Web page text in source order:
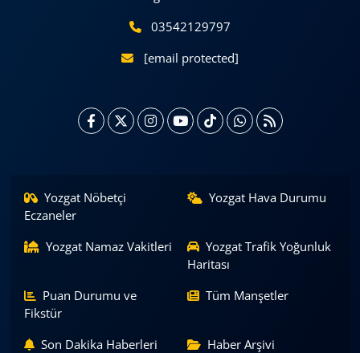
03542129797
[email protected]
Yozgat Nöbetçi
Eczaneler
Yozgat Hava Durumu
Yozgat Namaz Vakitleri
Yozgat Trafik Yoğunluk
Haritası
Puan Durumu ve
Fikstür
Tüm Manşetler
Son Dakika Haberleri Haber Arşivi